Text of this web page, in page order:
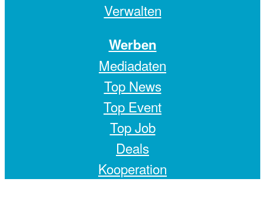
Verwalten
Werben
Mediadaten
Top News
Top Event
Top Job
Deals
Kooperation